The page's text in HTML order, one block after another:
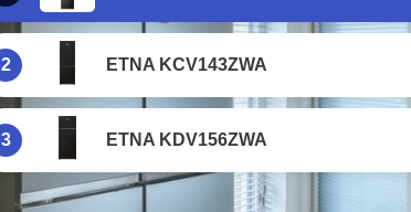
2 ETNA KCV143ZWA
3 ETNA KDV156ZWA